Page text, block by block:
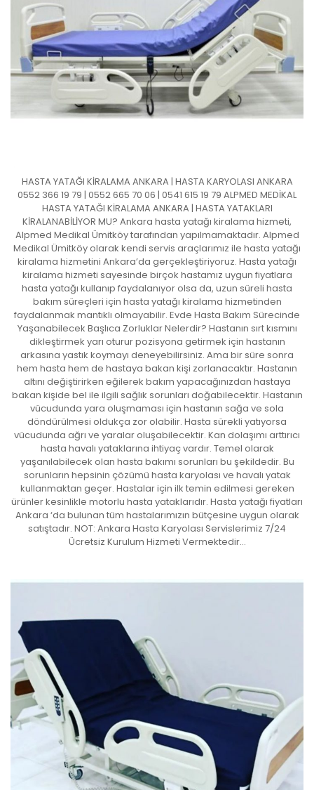
HASTA YATAĞI KİRALAMA ANKARA | HASTA KARYOLASI ANKARA
0552 366 19 79 | 0552 665 70 06 | 0541 615 19 79 ALPMED MEDİKAL
HASTA YATAĞI KİRALAMA ANKARA | HASTA YATAKLARI
KİRALANABİLİYOR MU? Ankara hasta yatağı kiralama hizmeti,
Alpmed Medikal Ümitköy tarafından yapılmamaktadır. Alpmed
Medikal Ümitköy olarak kendi servis araçlarımız ile hasta yatağı
kiralama hizmetini Ankara’da gerçekleştiriyoruz. Hasta yatağı
kiralama hizmeti sayesinde birçok hastamız uygun fiyatlara
hasta yatağı kullanıp faydalanıyor olsa da, uzun süreli hasta
bakım süreçleri için hasta yatağı kiralama hizmetinden
faydalanmak mantıklı olmayabilir. Evde Hasta Bakım Sürecinde
Yaşanabilecek Başlıca Zorluklar Nelerdir? Hastanın sırt kısmını
dikleştirmek yarı oturur pozisyona getirmek için hastanın
arkasına yastık koymayı deneyebilirsiniz. Ama bir süre sonra
hem hasta hem de hastaya bakan kişi zorlanacaktır. Hastanın
altını değiştirirken eğilerek bakım yapacağınızdan hastaya
bakan kişide bel ile ilgili sağlık sorunları doğabilecektir. Hastanın
vücudunda yara oluşmaması için hastanın sağa ve sola
döndürülmesi oldukça zor olabilir. Hasta sürekli yatıyorsa
vücudunda ağrı ve yaralar oluşabilecektir. Kan dolaşımı arttırıcı
hasta havalı yataklarına ihtiyaç vardır. Temel olarak
yaşanılabilecek olan hasta bakımı sorunları bu şekildedir. Bu
sorunların hepsinin çözümü hasta karyolası ve havalı yatak
kullanmaktan geçer. Hastalar için ilk temin edilmesi gereken
ürünler kesinlikle motorlu hasta yataklarıdır. Hasta yatağı fiyatları
Ankara ‘da bulunan tüm hastalarımızın bütçesine uygun olarak
satıştadır. NOT: Ankara Hasta Karyolası Servislerimiz 7/24
Ücretsiz Kurulum Hizmeti Vermektedir…